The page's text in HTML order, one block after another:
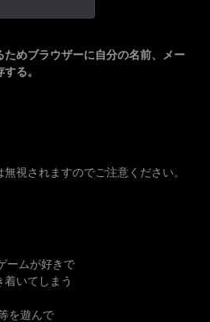
めブラウザーに自分の名前、メー
る。
視されますのでご注意ください。
ームが好きで
いてしまう
を遊んで